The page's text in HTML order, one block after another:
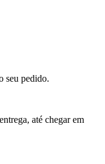
seu pedido.
até chegar em